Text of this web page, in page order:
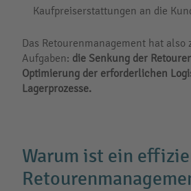
Kaufpreiserstattungen an die
Das Retourenmanagement hat also
Aufgaben: die Senkung der
Optimierung der erforderlichen
Lagerprozesse.
Warum ist ein